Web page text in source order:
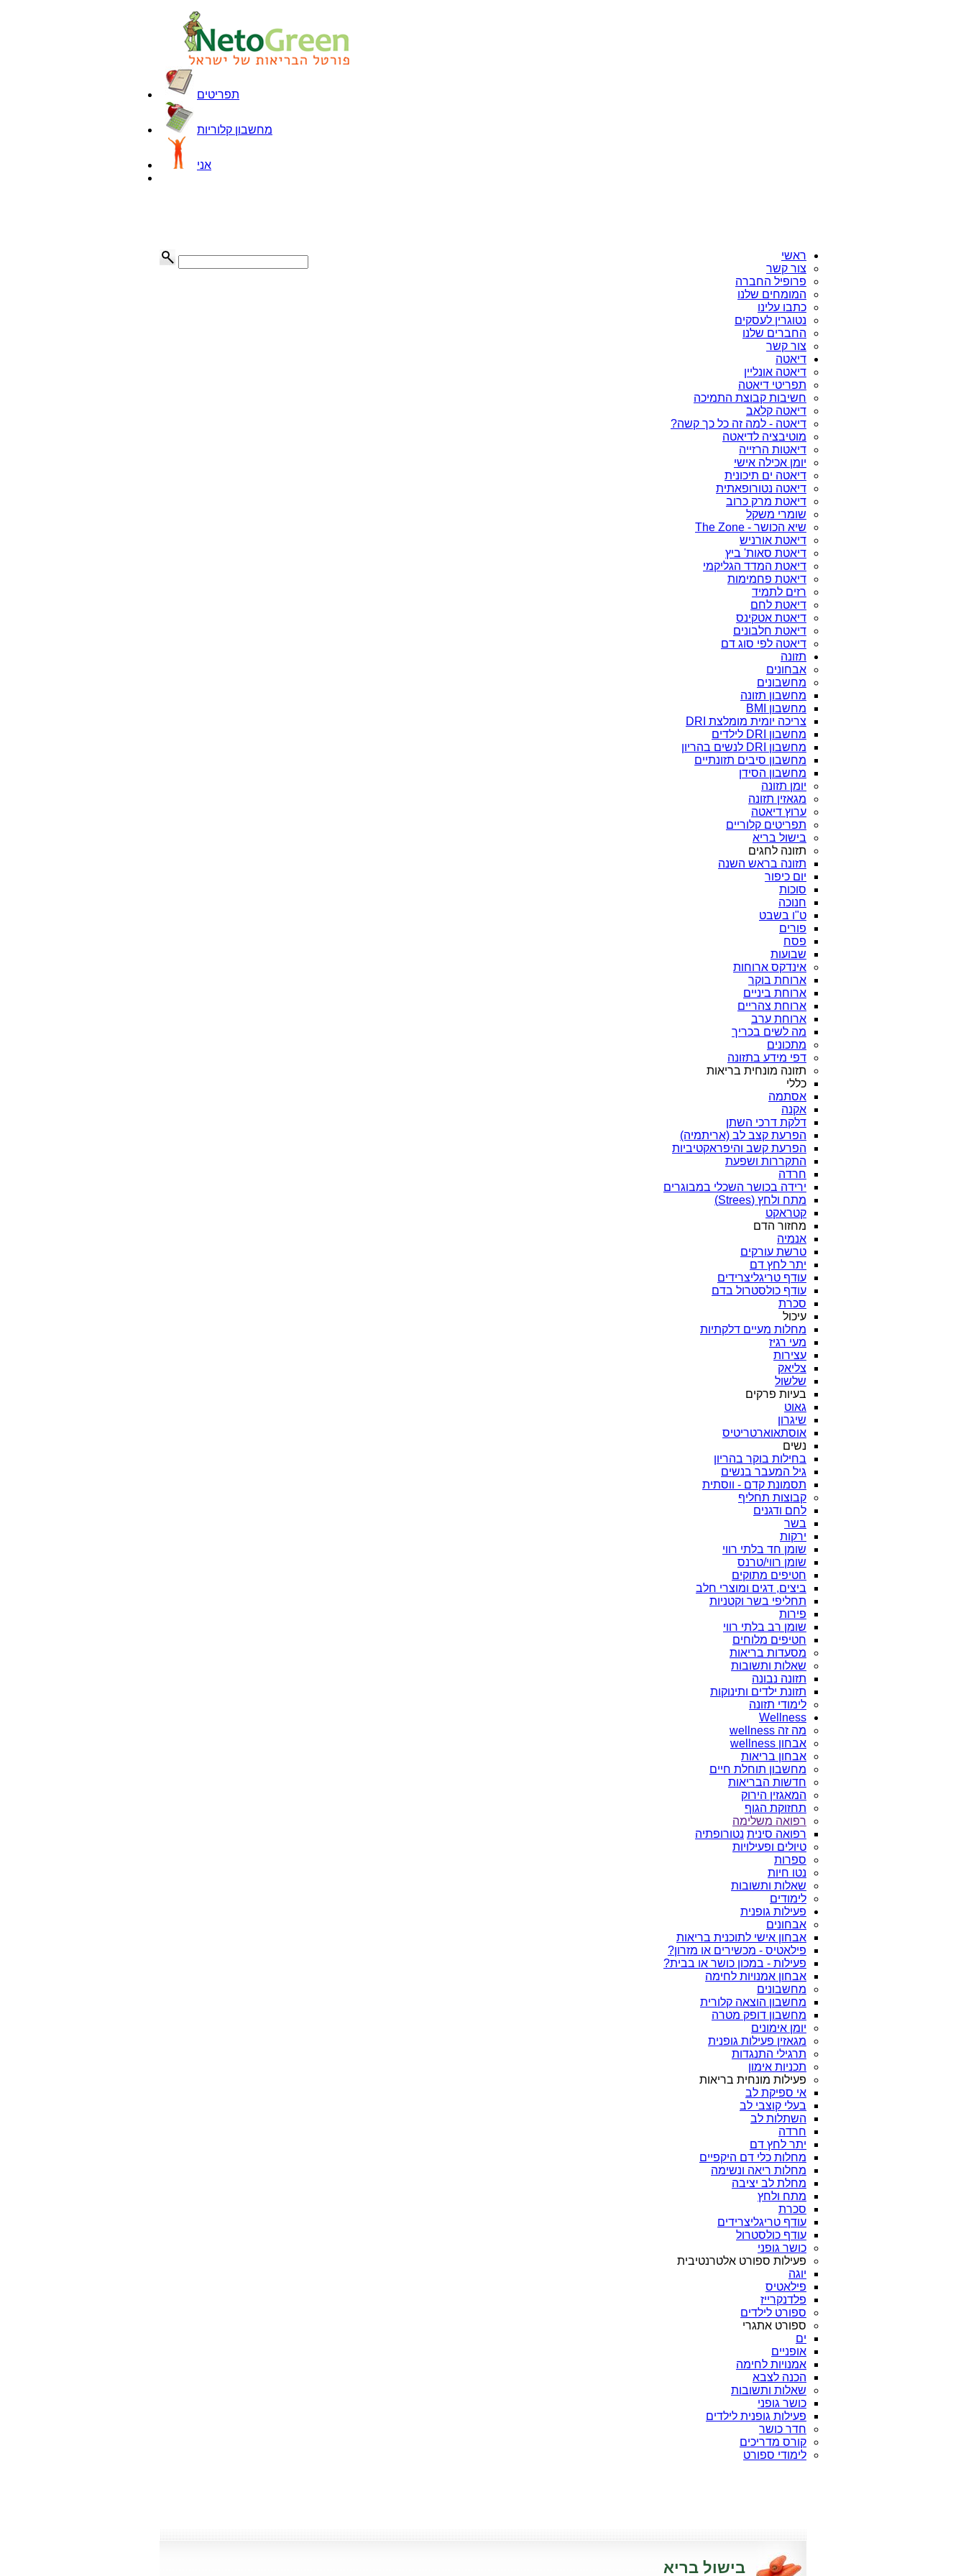
תפריטים
מחשבון קלוריות
אני
ראשי
צור קשר
פרופיל החברה
המומחים שלנו
כתבו עלינו
נטוגרין לעסקים
החברים שלנו
צור קשר
דיאטה
דיאטה אונליין
תפריטי דיאטה
חשיבות קבוצת התמיכה
דיאטה קלאב
דיאטה - למה זה כל כך קשה?
מוטיבציה לדיאטה
דיאטות הרזייה
יומן אכילה אישי
דיאטה ים תיכונית
דיאטה נטורופאתית
דיאטת מרק כרוב
שומרי משקל
שיא הכושר - The Zone
דיאטת אורניש
דיאטת סאות' ביץ
דיאטת המדד הגליקמי
דיאטת פחמימות
רזים לתמיד
דיאטת לחם
דיאטת אטקינס
דיאטת חלבונים
דיאטה לפי סוג דם
תזונה
אבחונים
מחשבונים
מחשבון תזונה
מחשבון BMI
צריכה יומית מומלצת DRI
מחשבון DRI לילדים
מחשבון DRI לנשים בהריון
מחשבון סיבים תזונתיים
מחשבון הסידן
יומן תזונה
מגאזין תזונה
ערוץ דיאטה
תפריטים קלוריים
בישול בריא
תזונה לחגים
תזונה בראש השנה
יום כיפור
סוכות
חנוכה
ט"ו בשבט
פורים
פסח
שבועות
אינדקס ארוחות
ארוחת בוקר
ארוחת ביניים
ארוחת צהריים
ארוחת ערב
מה לשים בכריך
מתכונים
דפי מידע בתזונה
תזונה מונחית בריאות
כללי
אסתמה
אקנה
דלקת דרכי השתן
הפרעת קצב לב (אריתמיה)
הפרעת קשב והיפראקטיביות
התקררות ושפעת
חרדה
ירידה בכושר השכלי במבוגרים
מתח ולחץ (Strees)
קטראקט
מחזור הדם
אנמיה
טרשת עורקים
יתר לחץ דם
עודף טריגליצרידים
עודף כולסטרול בדם
סכרת
עיכול
מחלות מעיים דלקתיות
מעי רגיז
עצירות
צליאק
שלשול
בעיות פרקים
גאוט
שיגרון
אוסתאוארטריטיס
נשים
בחילות בוקר בהריון
גיל המעבר בנשים
תסמונת קדם - ווסתית
קבוצות תחליף
לחם ודגנים
בשר
ירקות
שומן חד בלתי רווי
שומן רווי/טרנס
חטיפים מתוקים
ביצים, דגים ומוצרי חלב
תחליפי בשר וקטניות
פירות
שומן רב בלתי רווי
חטיפים מלוחים
מסעדות בריאות
שאלות ותשובות
תזונה נבונה
תזונת ילדים ותינוקות
לימודי תזונה
Wellness
מה זה wellness
אבחון wellness
אבחון בריאות
מחשבון תוחלת חיים
חדשות הבריאות
המאגזין הירוק
תחזוקת הגוף
רפואה משלימה
רפואה סינית נטורופתיה
טיולים ופעילויות
ספרות
נטו חיות
שאלות ותשובות
לימודים
פעילות גופנית
אבחונים
אבחון אישי לתוכנית בריאות
פילאטיס - מכשירים או מזרון?
פעילות - במכון כושר או בבית?
אבחון אמנויות לחימה
מחשבונים
מחשבון הוצאה קלורית
מחשבון דופק מטרה
יומן אימונים
מגאזין פעילות גופנית
תרגילי התנגדות
תכניות אימון
פעילות מונחית בריאות
אי ספיקת לב
בעלי קוצבי לב
השתלות לב
חרדה
יתר לחץ דם
מחלות כלי דם היקפיים
מחלות ריאה ונשימה
מחלת לב יציבה
מתח ולחץ
סכרת
עודף טריגליצרידים
עודף כולסטרול
כושר גופני
פעילות ספורט אלטרנטיבית
יוגה
פילאטיס
פלדנקרייז
ספורט לילדים
ספורט אתגרי
ים
אופניים
אמנויות לחימה
הכנה לצבא
שאלות ותשובות
כושר גופני
פעילות גופנית לילדים
חדר כושר
קורס מדריכים
לימודי ספורט
בישול בריא